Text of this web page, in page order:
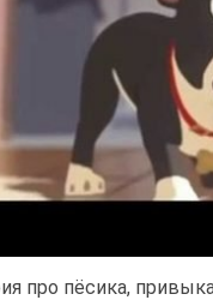
про пёсика,